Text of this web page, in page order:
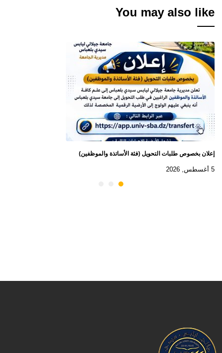
You may also like
إعلان بخصوص طلبات التحويل (فئة الأساتذة والموظفين)
5 أغسطس, 2026